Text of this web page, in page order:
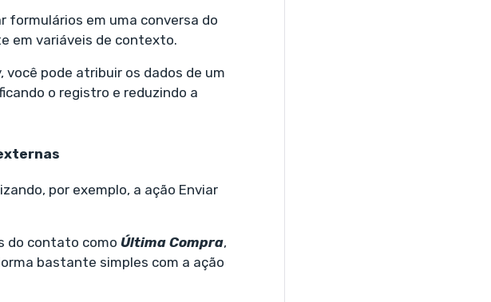
formulários em uma conversa do
em variáveis de contexto.
você pode atribuir os dados de um
o registro e reduzindo a
por exemplo, a ação Enviar
do contato como Última Compra,
bastante simples com a ação